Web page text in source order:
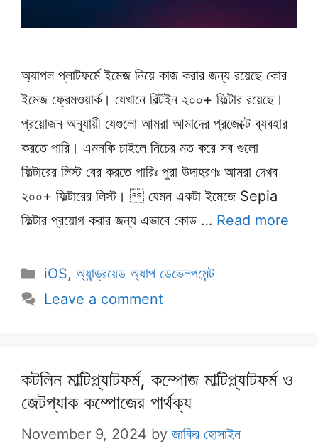
অ্যাপল প্লাটফর্মে ইমেজ নিয়ে কাজ করার জন্য রয়েছে কোর
ইমেজ ফ্রেমওয়ার্ক। যেখানে বিল্টইন ২০০+ ফিল্টার রয়েছে।
প্রয়োজন অনুযায়ী যেগুলো আমরা আমাদের প্রজেক্টে ব্যবহার
করতে পারি। এমনকি চাইলে নিচের মত করে সব গুলো
ফিল্টারের লিস্ট বের করতে পারিঃ পুরা উদাহরণঃ আমরা দেখব
২০০+ ফিল্টারের লিস্ট।  যেমন একটা ইমেজে Sepia
ফিল্টার প্রয়োগ করার জন্য এভাবে কোড … Read more
Categories
iOS, অ্যান্ড্রয়েড অ্যাপ ডেভেলপমেন্ট
Leave a comment
কটলিন মাল্টিপ্ল্যাটফর্ম, কম্পোজ মাল্টিপ্ল্যাটফর্ম ও
জেটপ্যাক কম্পোজের পার্থক্য
November 9, 2024 by জাকির হোসাইন